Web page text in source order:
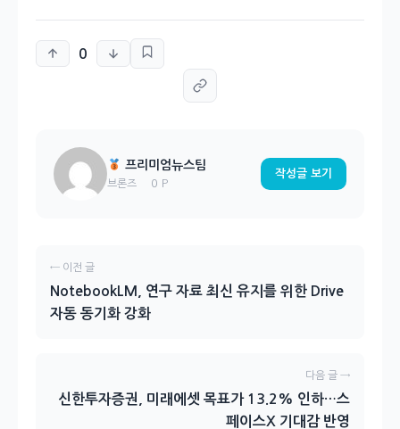
0
프리미엄뉴스팀
브론즈 0 P
작성글 보기
← 이전 글
NotebookLM, 연구 자료 최신 유지를 위한 Drive
자동 동기화 강화
다음 글 →
신한투자증권, 미래에셋 목표가 13.2% 인하…스
페이스X 기대감 반영